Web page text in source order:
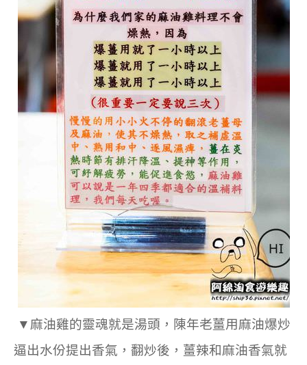
▼麻油雞的靈魂就是湯頭，陳年老薑用麻油爆炒
逼出水份提出香氣，翻炒後，薑辣和麻油香氣就